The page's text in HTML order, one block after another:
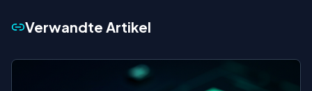
Verwandte Artikel